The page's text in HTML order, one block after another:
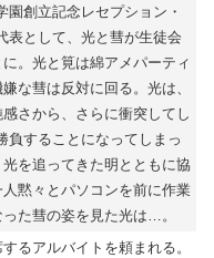
創立記念レセプション・
表として、光と彗が生徒会
。光と筧は綿アメパーティ
な彗は反対に回る。光は、
さから、さらに衝突してし
負することになってしまっ
を追ってきた明とともに協
黙々とパソコンを前に作業
た彗の姿を見た光は…。
るアルバイトを頼まれる。